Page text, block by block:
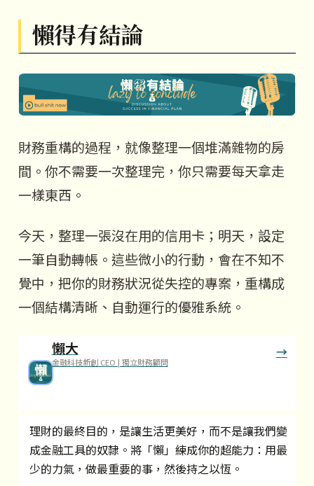
懶得有結論
財務重構的過程，就像整理一個堆滿雜物的房
間。你不需要一次整理完，你只需要每天拿走
一樣東西。
今天，整理一張沒在用的信用卡；明天，設定
一筆自動轉帳。這些微小的行動，會在不知不
覺中，把你的財務狀況從失控的專案，重構成
一個結構清晰、自動運行的優雅系統。
懶大
金融科技新創 CEO | 獨立財務顧問
理財的最終目的，是讓生活更美好，而不是讓我們變
成金融工具的奴隸。將「懶」練成你的超能力：用最
少的力氣，做最重要的事，然後持之以恆。